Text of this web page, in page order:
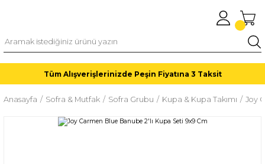
Tüm Alışverişlerinizde Peşin Fiyatına 3 Taksit
Anasayfa Sofra & Mutfak Sofra Grubu Kupa & Kupa Takımı Joy